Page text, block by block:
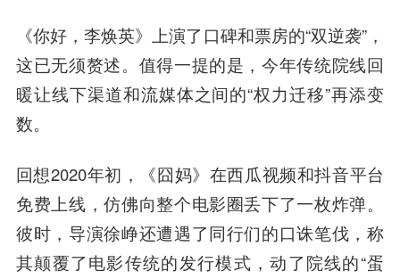
《你好，李焕英》上演了口碑和票房的“双逆袭”，
这已无须赘述。值得一提的是，今年传统院线回
暖让线下渠道和流媒体之间的“权力迁移”再添变
数。
回想2020年初，《囧妈》在西瓜视频和抖音平台
免费上线，仿佛向整个电影圈丢下了一枚炸弹。
彼时，导演徐峥还遭遇了同行们的口诛笔伐，称
其颠覆了电影传统的发行模式，动了院线的“蛋